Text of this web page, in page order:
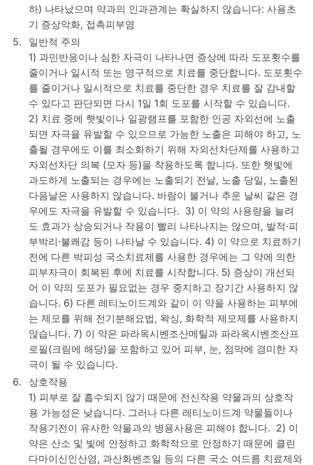
하) 나타났으며 약과의 인과관계는 확실하지 않습니다: 사용초
기 증상악화, 접촉피부염
일반적 주의
1) 과민반응이나 심한 자극이 나타나면 증상에 따라 도포횟수를
줄이거나 일시적 또는 영구적으로 치료를 중단합니다. 도포횟수
를 줄이거나 일시적으로 치료를 중단한 경우 치료를 잘 감내할
수 있다고 판단되면 다시 1일 1회 도포를 시작할 수 있습니다.
2) 치료 중에 햇빛이나 일광램프를 포함한 인공 자외선에 노출
되면 자극을 유발할 수 있으므로 가능한 노출은 피해야 하고, 노
출될 경우에도 이를 최소화하기 위해 자외선차단제를 사용하고
자외선차단 의복 (모자 등)을 착용하도록 합니다. 또한 햇빛에
과도하게 노출되는 경우에는 노출되기 전날, 노출 당일, 노출된
다음날은 사용하지 않습니다. 바람이 불거나 추운 날씨 같은 경
우에도 자극을 유발할 수 있습니다. 3) 이 약의 사용량을 늘려
도 효과가 상승되거나 작용이 빨리 나타나지는 않으며, 발적·피
부박리·불쾌감 등이 나타날 수 있습니다. 4) 이 약으로 치료하기
전에 다른 박피성 국소치료제를 사용한 경우에는 그 약에 의한
피부자극이 회복된 후에 치료를 시작합니다. 5) 증상이 개선되
어 이 약의 도포가 필요없는 경우 중지하고 장기간 사용하지 않
습니다. 6) 다른 레티노이드계와 같이 이 약을 사용하는 피부에
는 제모를 위해 전기분해요법, 왁싱, 화학적 제모제를 사용하지
않습니다. 7) 이 약은 파라옥시벤조산메틸과 파라옥시벤조산프
로필(크림에 해당)을 포함하고 있어 피부, 눈, 점막에 경미한 자
극이 될 수 있습니다.
상호작용
1) 피부로 잘 흡수되지 않기 때문에 전신작용 약물과의 상호작
용 가능성은 낮습니다. 그러나 다른 레티노이드계 약물들이나
작용기전이 유사한 약물과의 병용사용은 피해야 합니다. 2) 이
약은 산소 및 빛에 안정하고 화학적으로 안정하기 때문에 클린
다마이신인산염, 과산화벤조일 등의 다른 국소 여드름 치료제와